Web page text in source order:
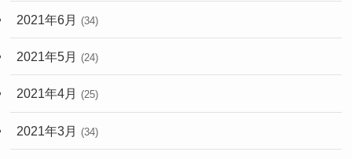
2021年6月 (34)
2021年5月 (24)
2021年4月 (25)
2021年3月 (34)